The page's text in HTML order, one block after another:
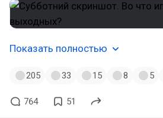
Показать полностью
205 33 15 8 5
764 51